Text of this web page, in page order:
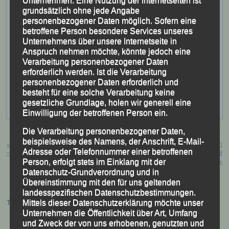
ausgezeichneter Zweiter.
Die Form passt! Das weitere Training und die noch
ausstehenden Wettkämpfe sind jetzt auf nur noch auf
den 13. Oktober bzw. die Bayerischen Marathon-
Meisterschaften ausgerichtet.
VeröffentlichtinAktuelles,Archiv 2019|Markiert mit
Wurzacher Stadtlauf Bad Wurzach ,Bad Wurzach
Beitragsnavigation
←
„Und die Karawane zieht weiter …. “
– Zweiter Teil –
Fränkische Schweiz Marathon
Ebermannstadt, 01. September 2019
→
Termine:
grundsätzlich ohne jede Angabe
personenbezogener Daten möglich. Sofern eine
betroffene Person besondere Services unseres
Unternehmens über unsere Internetseite in
Anspruch nehmen möchte, könnte jedoch eine
Verarbeitung personenbezogener Daten
erforderlich werden. Ist die Verarbeitung
personenbezogener Daten erforderlich und
besteht für eine solche Verarbeitung keine
gesetzliche Grundlage, holen wir generell eine
Einwilligung der betroffenen Person ein.
Die Verarbeitung personenbezogener Daten,
beispielsweise des Namens, der Anschrift, E-Mail-
Adresse oder Telefonnummer einer betroffenen
Person, erfolgt stets im Einklang mit der
Datenschutz-Grundverordnung und in
Übereinstimmung mit den für uns geltenden
landesspezifischen Datenschutzbestimmungen.
Mittels dieser Datenschutzerklärung möchte unser
Unternehmen die Öffentlichkeit über Art, Umfang
und Zweck der von uns erhobenen, genutzten und